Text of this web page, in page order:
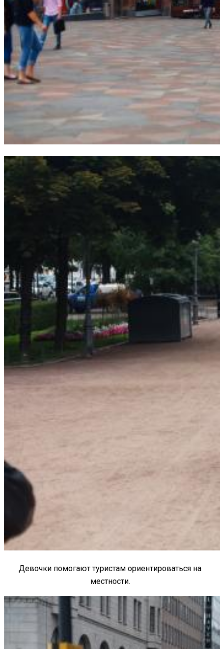
Девочки помогают туристам ориентироваться на
местности.